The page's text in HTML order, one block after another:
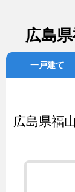
広島
一戸建て
広島県福